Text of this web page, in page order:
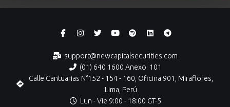
support@newcapitalsecurities.com
(01) 640 1600 Anexo: 101
Calle Cantuarias N°152 - 154 - 160, Oficina 901, Miraflores,
Lima, Perú
Lun - Vie 9:00 - 18:00 GT-5